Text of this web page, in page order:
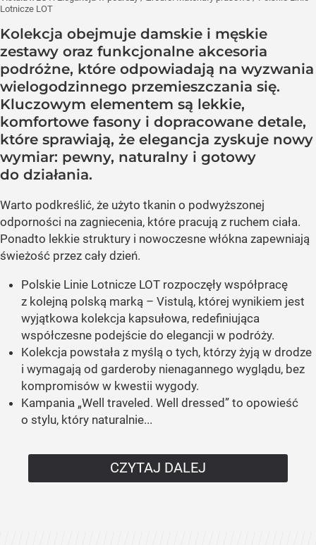
Lotnicze LOT
Kolekcja obejmuje damskie i męskie
zestawy oraz funkcjonalne akcesoria
podróżne, które odpowiadają na wyzwania
wielogodzinnego przemieszczania się.
Kluczowym elementem są lekkie,
komfortowe fasony i dopracowane detale,
które sprawiają, że elegancja zyskuje nowy
wymiar: pewny, naturalny i gotowy
do działania.
Warto podkreślić, że użyto tkanin o podwyższonej
odporności na zagniecenia, które pracują z ruchem ciała.
Ponadto lekkie struktury i nowoczesne włókna zapewniają
świeżość przez cały dzień.
Polskie Linie Lotnicze LOT rozpoczęły współpracę
z kolejną polską marką – Vistulą, której wynikiem jest
wyjątkowa kolekcja kapsułowa, redefiniująca
współczesne podejście do elegancji w podróży.
Kolekcja powstała z myślą o tych, którzy żyją w drodze
i wymagają od garderoby nienagannego wyglądu, bez
kompromisów w kwestii wygody.
Kampania „Well traveled. Well dressed” to opowieść
o stylu, który naturalnie...
CZYTAJ DALEJ